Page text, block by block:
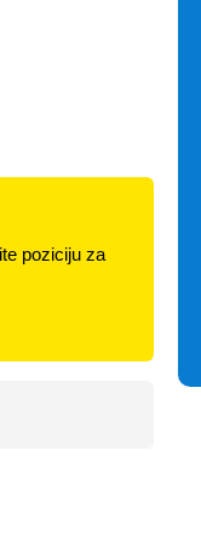
poziciju za